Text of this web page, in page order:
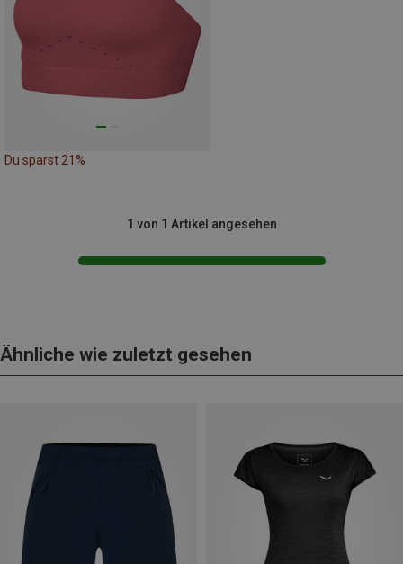
Du sparst 21%
1 von 1 Artikel angesehen
Ähnliche wie zuletzt gesehen